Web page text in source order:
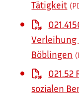
Tätigkeit
Verleihung
Böblingen
021.52
sozialen